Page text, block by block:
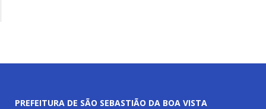
PREFEITURA DE SÃO SEBASTIÃO DA BOA VISTA